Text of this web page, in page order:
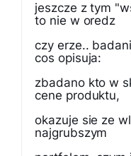
jeszcze z tym
to nie w oredz
czy erze..
cos opisuja:
zbadano kto w
cene produktu,
okazuje sie ze
najgrubszym